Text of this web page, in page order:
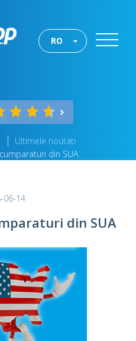
RO
Ultimele noutati
din SUA
06-14
din SUA